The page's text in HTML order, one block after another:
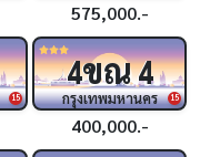
575,000.-
15 15
4ขณ4
กรุงเทพมหานคร
400,000.-